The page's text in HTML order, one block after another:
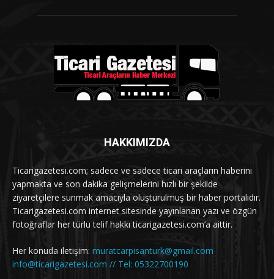
HAKKIMIZDA
Ticarigazetesi.com; sadece ve sadece ticari araçların haberini
yapmakta ve son dakika gelişmelerini hızlı bir şekilde
ziyaretçilere sunmak amacıyla oluşturulmuş bir haber portalıdır.
Ticarigazetesi.com internet sitesinde yayınlanan yazı ve özgün
fotoğraflar her türlü telif hakkı ticarigazetesi.com’a aittir.
Her konuda iletişim: muratcarpisanturk@gmail.com
info@ticarigazetesi.com // Tel: 05322700190